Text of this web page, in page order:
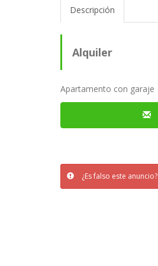
Descripción
Alquiler
Apartamento con garaje
¿Es falso este anuncio?